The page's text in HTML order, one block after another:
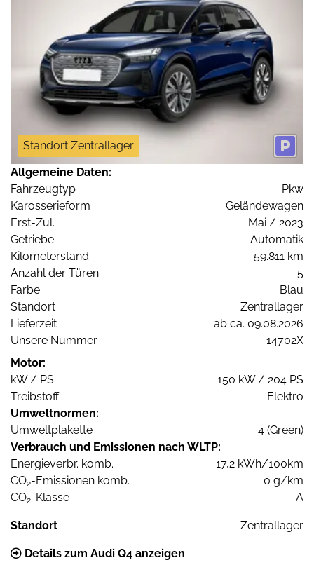
Standort Zentrallager
Allgemeine Daten:
Fahrzeugtyp
Pkw
Karosserieform
Geländewagen
Erst-Zul.
Mai / 2023
Getriebe
Automatik
Kilometerstand
59.811 km
Anzahl der Türen
5
Farbe
Blau
Standort
Zentrallager
Lieferzeit
ab ca. 09.08.2026
Unsere Nummer
14702X
Motor:
kW / PS
150 kW / 204 PS
Treibstoff
Elektro
Umweltnormen:
Umweltplakette
4 (Green)
Verbrauch und Emissionen nach WLTP:
Energieverbr. komb.
17,2 kWh/100km
CO2-Emissionen komb.
0 g/km
CO2-Klasse A
Standort Zentrallager
Details zum Audi Q4 anzeigen